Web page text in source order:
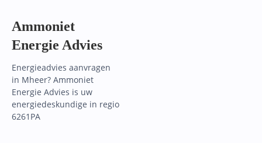
Ammoniet
Energie Advies
Energieadvies aanvragen
in Mheer? Ammoniet
Energie Advies is uw
energiedeskundige in regio
6261PA